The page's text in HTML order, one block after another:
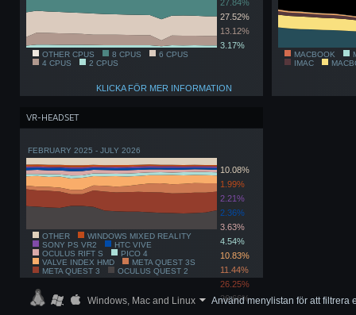
27.84%
27.52%
13.12%
3.17%
OTHER CPUS 8 CPUS
6 CPUS
4 CPUS
2 CPUS
KLICKA FÖR MER INFORMATION
MACBOOK
IMAC
VR-HEADSET
FEBRUARY 2025 - JULY 2026
10.08%
1.99%
2.21%
2.36%
3.63%
4.54%
10.83%
11.44%
26.25%
26.66%
OTHER
WINDOWS MIXED REALITY
SONY PS VR2
HTC VIVE
OCULUS RIFT S
PICO 4
VALVE INDEX HMD
META QUEST 3S
META QUEST 3
OCULUS QUEST 2
Windows, Mac and Linux Använd menylistan för att filtrera